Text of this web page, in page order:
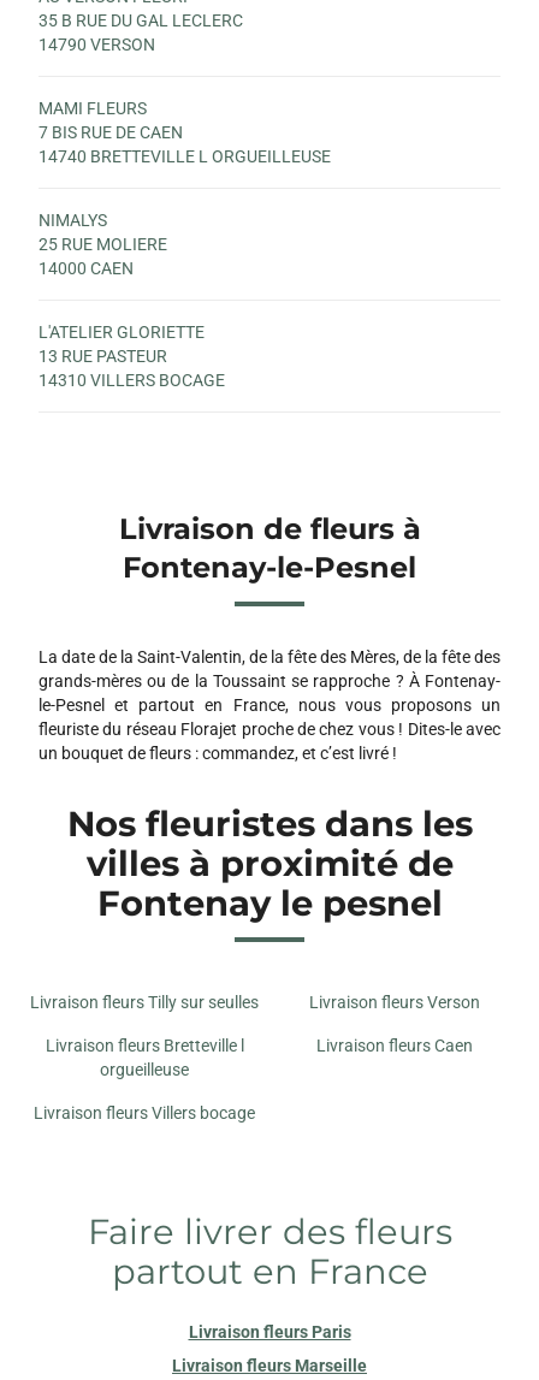
35 B RUE DU GAL LECLERC
14790 VERSON
MAMI FLEURS
7 BIS RUE DE CAEN
14740 BRETTEVILLE L ORGUEILLEUSE
NIMALYS
25 RUE MOLIERE
14000 CAEN
L'ATELIER GLORIETTE
13 RUE PASTEUR
14310 VILLERS BOCAGE
Livraison de fleurs à
Fontenay-le-Pesnel
La date de la Saint-Valentin, de la fête des Mères, de la fête des
grands-mères ou de la Toussaint se rapproche ? À Fontenay-
le-Pesnel et partout en France, nous vous proposons un
fleuriste du réseau Florajet proche de chez vous ! Dites-le avec
un bouquet de fleurs : commandez, et c’est livré !
Nos fleuristes dans les
villes à proximité de
Fontenay le pesnel
Livraison fleurs Tilly sur seulles Livraison fleurs Verson
Livraison fleurs Bretteville l
orgueilleuse
Livraison fleurs Caen
Livraison fleurs Villers bocage
Faire livrer des fleurs
partout en France
Livraison fleurs Paris
Livraison fleurs Marseille